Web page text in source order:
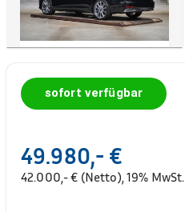
sofort verfügbar
49.980,- €
42.000,- € (Netto), 19% MwSt.